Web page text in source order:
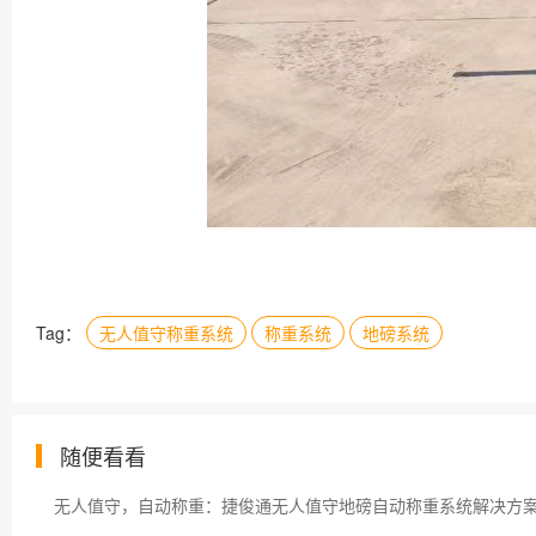
Tag： 无人值守称重系统 称重系统 地磅系统
随便看看
无人值守，自动称重：捷俊通无人值守地磅自动称重系统解决方